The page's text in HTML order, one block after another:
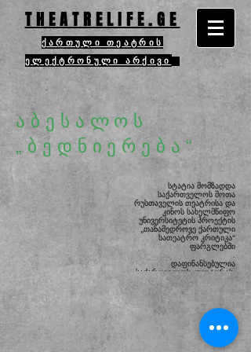
THEATRELIFE.GE
ქართული თეატრის
ელექტრონული არქივი
აბესალოს
„ბედნიერება“
სტატია მომზადდა
საქართველოს შოთა
რუსთაველის თეატრისა და
კინოს სახელმწიფო
უნივერსიტეტის პროექტის
„თანამედროვე ქართული
სათეატრო კრიტიკა“
ფარგლებში
დაფინანსებულია
საქართველოს კულტურის,
სპორტისა და
ახალგაზრდობის
სამინისტროს მიერ.